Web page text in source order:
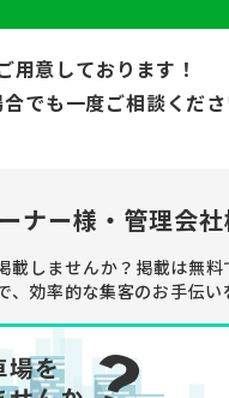
用意しております！
でも一度ご相談くださ
ナー様・管理会
載しませんか？ 掲載は無料
効率的な集客のお手伝い